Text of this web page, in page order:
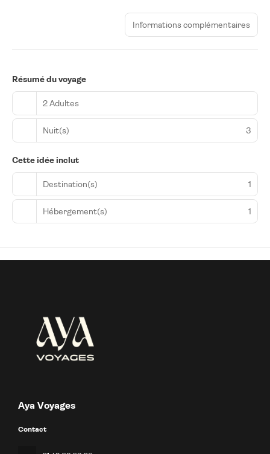
h/24 par exemple) et des nombreux équipements et services
qui caractérisent l'hébergement, notamment une télévision
dotées d'une télévision LED. L'accès Wi-Fi à Internet gratuit
votre divertissement est assuré par des chaînes par câble. Une
salle de bain privée avec un ensemble douche/baignoire est à
toilette de luxe et un sèche-cheveux. Les équipements et
services offerts par l'hébergement comprennent un coffre-fort
(suffisamment grand pour accueillir un ordinateur portable) et
un bureau, mais aussi un téléphone avec des appels locaux
gratuits.
Informations complémentaires
Résumé du voyage
2 Adultes
Nuit(s) 3
Cette idée inclut
Destination(s) 1
Hébergement(s) 1
Aya Voyages
Contact